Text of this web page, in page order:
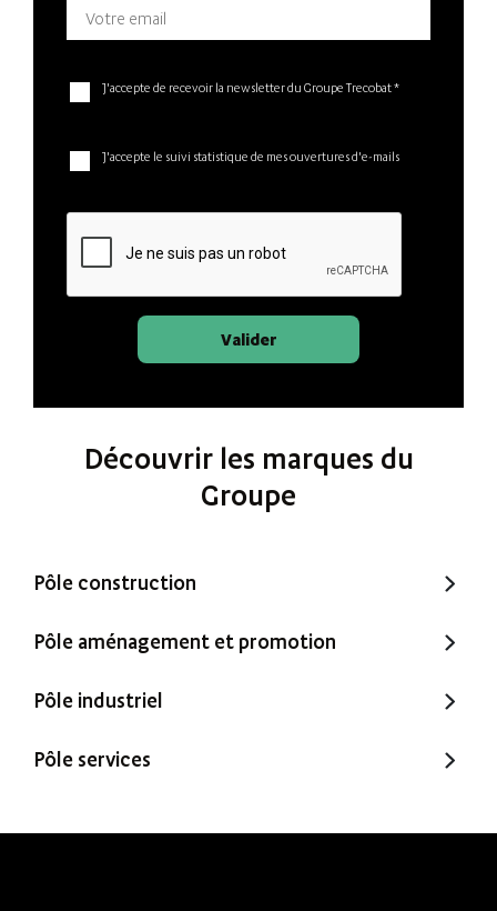
J'accepte de recevoir la newsletter du Groupe Trecobat *
J'accepte le suivi statistique de mes ouvertures d'e-mails
Valider
Découvrir les marques du
Groupe
Pôle construction
Trecobat
Extenbois
Mureno
Pôle aménagement et promotion
Amenatys
Office Santé – Marque partenaire
Pôle industriel
Murébois
Pôle services